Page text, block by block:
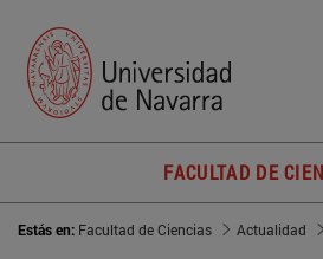
FACULTAD DE
Estás en: Facultad de Ciencias Actualidad